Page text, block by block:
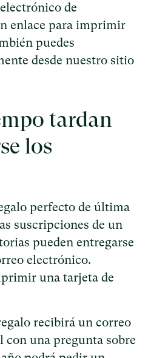
de
enlace para imprimir
puedes
desde nuestro sitio
tardan
los
perfecto de última
suscripciones de un
pueden entregarse
electrónico.
una tarjeta de
recibirá un correo
con una pregunta sobre